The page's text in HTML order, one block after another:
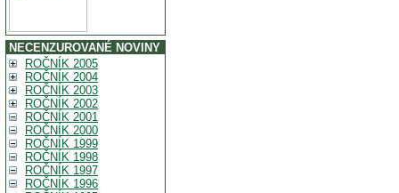
NECENZUROVANÉ NOVINY
ROČNÍK 2005
ROČNÍK 2004
ROČNÍK 2003
ROČNÍK 2002
ROČNÍK 2001
ROČNÍK 2000
ROČNÍK 1999
ROČNÍK 1998
ROČNÍK 1997
ROČNÍK 1996